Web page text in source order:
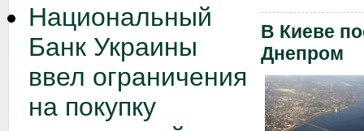
Национальный
Банк Украины
ввел ограничения
на покупку
В Киеве
Днепром